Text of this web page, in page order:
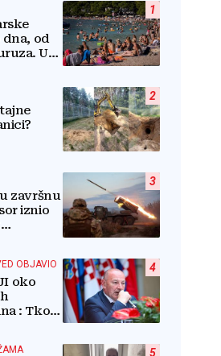
1
dna, od
U
2
3
završnu
iznio
4
OBJAVIO
oko
: Tko
5